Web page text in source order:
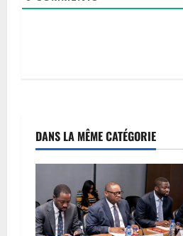
DANS LA MÊME CATÉGORIE